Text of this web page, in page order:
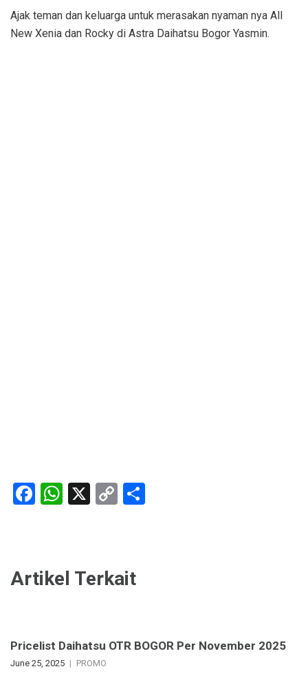
Ajak teman dan keluarga untuk merasakan nyaman nya All
New Xenia dan Rocky di Astra Daihatsu Bogor Yasmin.
Facebook
WhatsApp
X
Copy
Artikel Terkait
Pricelist Daihatsu OTR BOGOR Per November 2025
June 25, 2025 PROMO